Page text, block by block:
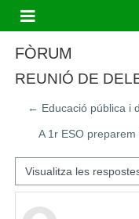
Panell lateral
FÒRUM
REUNIÓ DE
← Educació pública i
A 1r ESO
Mode de visualització